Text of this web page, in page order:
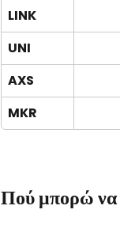
LINK
UNI
AXS
MKR
Πού μπορώ να